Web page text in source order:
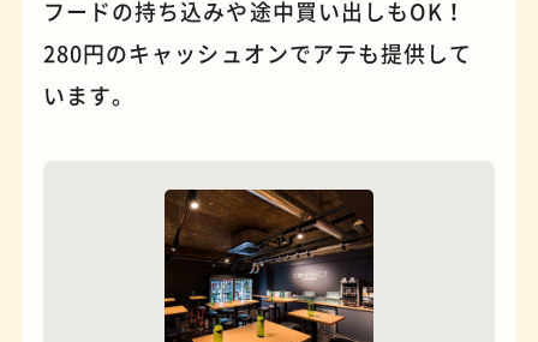
蕎麦
フードの持ち込みや途中買い出しもOK！
280円のキャッシュオンでアテも提供して
います。